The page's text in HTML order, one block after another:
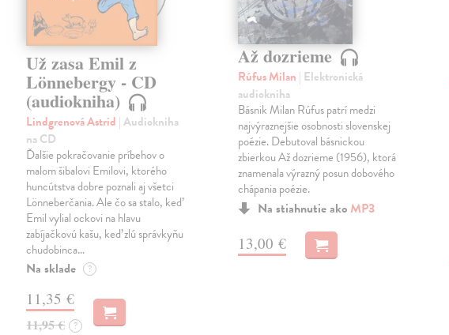
Už zasa Emil z
Lönnebergy - CD
(audiokniha)
Lindgrenová Astrid | Audiokniha
na CD
Ďalšie pokračovanie príbehov o
malom šibalovi Emilovi, ktorého
huncútstva dobre poznali aj všetci
Lönneberčania. Ale čo sa stalo, keď
Emil vylial ockovi na hlavu
zabíjačkovú kašu, keď zlú správkyňu
chudobinca…
Na sklade ?
11,35 €
11,95 € ?
Až dozrieme
Rúfus Milan | Elektronická
audiokniha
Básnik Milan Rúfus patrí medzi
najvýraznejšie osobnosti slovenskej
poézie. Debutoval básnickou
zbierkou Až dozrieme (1956), ktorá
znamenala výrazný posun dobového
chápania poézie.
Na stiahnutie ako MP3
13,00 €